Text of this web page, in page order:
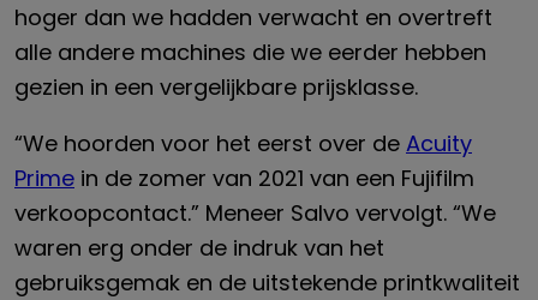
hoger dan we hadden verwacht en overtreft
alle andere machines die we eerder hebben
gezien in een vergelijkbare prijsklasse.
“We hoorden voor het eerst over de Acuity
Prime in de zomer van 2021 van een Fujifilm
verkoopcontact.” Meneer Salvo vervolgt. “We
waren erg onder de indruk van het
gebruiksgemak en de uitstekende printkwaliteit